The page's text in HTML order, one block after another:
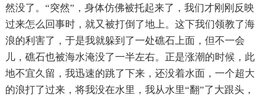
然没了。“突然”，身体仿佛被托起来了，我们才刚刚反映
过来怎么回事时，就又被打倒了地上。这下我们领教了海
浪的利害了，于是我就躲到了一处礁石上面，但不一会
儿，礁石也被海水淹没了一半左右。正是涨潮的时候，此
地不宜久留，我迅速的跳了下来，还没着水面，一个超大
的浪打了过来，将我没在水里，我从水里“翻”了大跟头，